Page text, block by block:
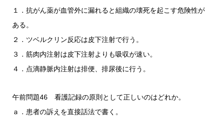
１．抗がん薬が血管外に漏れると組織の壊死を起こす危険性が
ある。
２．ツベルクリン反応は皮下注射で行う。
３．筋肉内注射は皮下注射よりも吸収が速い。
４．点滴静脈内注射は排便、排尿後に行う。
午前問題46 看護記録の原則として正しいのはどれか。
ａ．患者の訴えを直接話法で書く。